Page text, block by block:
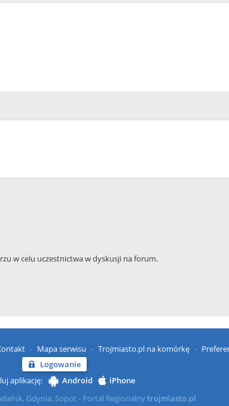
w celu uczestnictwa w dyskusji na forum.
Mapa serwisu Trojmiasto.pl na komórkę
Logowanie
aplikację:
Android
iPhone
Gdynia, Sopot - Portal Regionalnytrojmiasto.pl